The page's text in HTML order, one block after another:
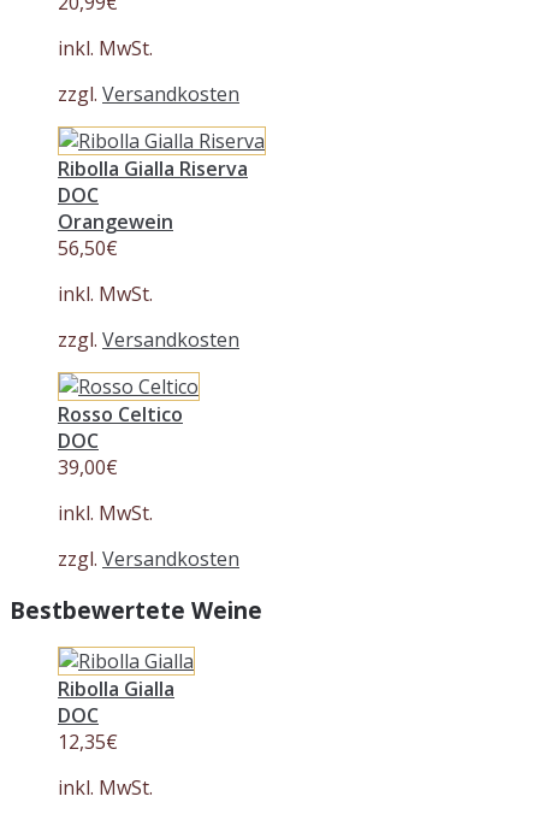
inkl. MwSt.
zzgl. Versandkosten
Ribolla Gialla Riserva
DOC
Orangewein
56,50€
inkl. MwSt.
zzgl. Versandkosten
Rosso Celtico
DOC
39,00€
inkl. MwSt.
zzgl. Versandkosten
Bestbewertete Weine
Ribolla Gialla
DOC
12,35€
inkl. MwSt.